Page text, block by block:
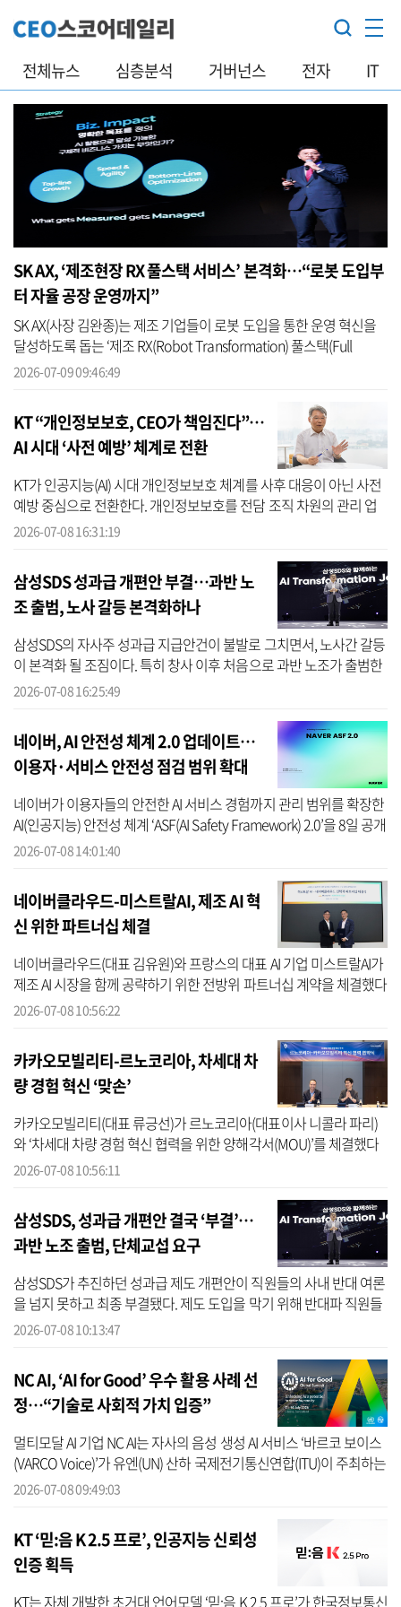
전체뉴스 심층분석 거버넌스 전자 IT
SK AX, ‘제조현장 RX 풀스택 서비스’ 본격화…“로봇 도입부
터 자율 공장 운영까지”
SK AX(사장 김완종)는 제조 기업들이 로봇 도입을 통한 운영 혁신을
달성하도록 돕는 ‘제조 RX(Robot Transformation) 풀스택(Full
Stack) 서비스’를 본격화한다고 9일 밝혔다. SK AX 관계자는 “디지털
2026-07-09 09:46:49
KT “개인정보보호, CEO가 책임진다”…
AI 시대 ‘사전 예방’ 체계로 전환
KT가 인공지능(AI) 시대 개인정보보호 체계를 사후 대응이 아닌 사전
예방 중심으로 전환한다. 개인정보보호를 전담 조직 차원의 관리 업
무가 아니라 최고경영자(CEO)와 최고개인정보보호책임자(CPO)가
2026-07-08 16:31:19
삼성SDS 성과급 개편안 부결…과반 노
조 출범, 노사 갈등 본격화하나
삼성SDS의 자사주 성과급 지급안건이 불발로 그치면서, 노사간 갈등
이 본격화 될 조짐이다. 특히 창사 이후 처음으로 과반 노조가 출범한
데 이어, 회사가 추진하던 인사제도 개편안마저 부결되면서 향후 노
2026-07-08 16:25:49
네이버, AI 안전성 체계 2.0 업데이트…
이용자·서비스 안전성 점검 범위 확대
네이버가 이용자들의 안전한 AI 서비스 경험까지 관리 범위를 확장한
AI(인공지능) 안전성 체계 ‘ASF(AI Safety Framework) 2.0’을 8일 공개
했다. ASF 2.0은 네이버가 지난 2024년 AI 서울 서밋에서 공개한
2026-07-08 14:01:40
네이버클라우드-미스트랄AI, 제조 AI 혁
신 위한 파트너십 체결
네이버클라우드(대표 김유원)와 프랑스의 대표 AI 기업 미스트랄AI가
제조 AI 시장을 함께 공략하기 위한 전방위 파트너십 계약을 체결했다
고 8일 밝혔다. 이번 협약은 미국 빅테크 기업 중심으로 재편되는
2026-07-08 10:56:22
카카오모빌리티-르노코리아, 차세대 차
량 경험 혁신 ‘맞손’
카카오모빌리티(대표 류긍선)가 르노코리아(대표이사 니콜라 파리)
와 ‘차세대 차량 경험 혁신 협력을 위한 양해각서(MOU)’를 체결했다
고 8일 밝혔다. 양사는 카카오모빌리티의 고정밀지도 및 소프트웨어
2026-07-08 10:56:11
삼성SDS, 성과급 개편안 결국 ‘부결’…
과반 노조 출범, 단체교섭 요구
삼성SDS가 추진하던 성과급 제도 개편안이 직원들의 사내 반대 여론
을 넘지 못하고 최종 부결됐다. 제도 도입을 막기 위해 반대파 직원들
이 벌인 ‘투표 거부(미투표) 운동’이 결정적인 영향을 미친 것으로 풀
2026-07-08 10:13:47
NC AI, ‘AI for Good’ 우수 활용 사례 선
정…“기술로 사회적 가치 입증”
멀티모달 AI 기업 NC AI는 자사의 음성 생성 AI 서비스 ‘바르코 보이스
(VARCO Voice)’가 유엔(UN) 산하 국제전기통신연합(ITU)이 주최하는
‘AI for Good Global Summit 2026’에서 우수 AI 활용 사례로 선정됐
2026-07-08 09:49:03
KT ‘믿:음 K 2.5 프로’, 인공지능 신뢰성
인증 획득
KT는 자체 개발한 초거대 언어모델 ‘믿:음 K 2.5 프로’가 한국정보통신